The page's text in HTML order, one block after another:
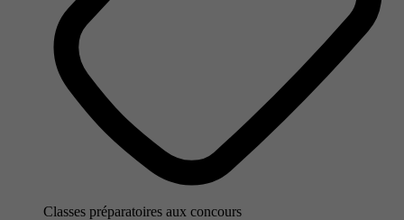
Classes préparatoires aux concours